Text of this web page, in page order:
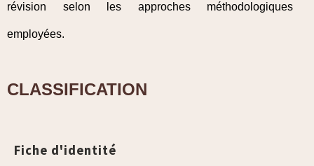
révision selon les approches méthodologiques
employées.
CLASSIFICATION
Fiche d'identité